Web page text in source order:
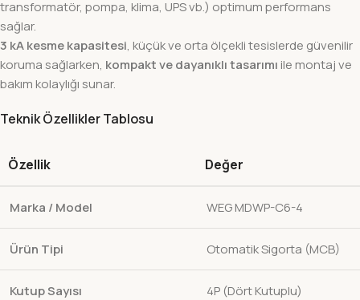
transformatör, pompa, klima, UPS vb.) optimum performans
sağlar.
3 kA kesme kapasitesi, küçük ve orta ölçekli tesislerde güvenilir
koruma sağlarken, kompakt ve dayanıklı tasarımı ile montaj ve
bakım kolaylığı sunar.
Teknik Özellikler Tablosu
Özellik Değer
Marka / Model WEG MDWP-C6-4
Ürün Tipi Otomatik Sigorta (MCB)
Kutup Sayısı 4P (Dört Kutuplu)